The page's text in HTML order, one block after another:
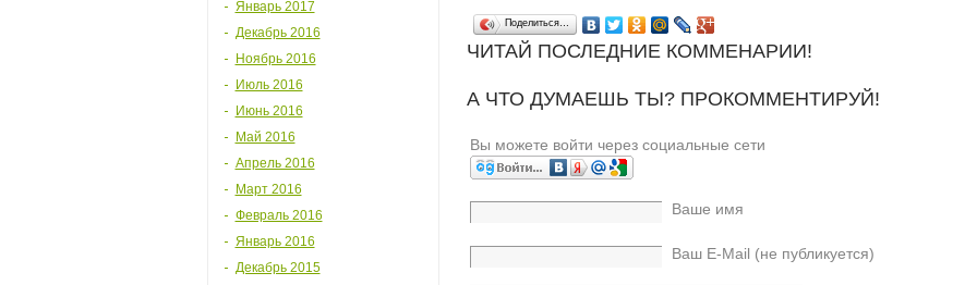
Январь 2017
Декабрь 2016
Ноябрь 2016
Июль 2016
Июнь 2016
Май 2016
Апрель 2016
Март 2016
Февраль 2016
Январь 2016
Декабрь 2015
Поделиться…
ЧИТАЙ ПОСЛЕДНИЕ КОММЕНАРИИ!
А ЧТО ДУМАЕШЬ ТЫ? ПРОКОММЕНТИРУЙ!
Вы можете войти через социальные сети
Ваше имя
Ваш E-Mail (не публикуется)